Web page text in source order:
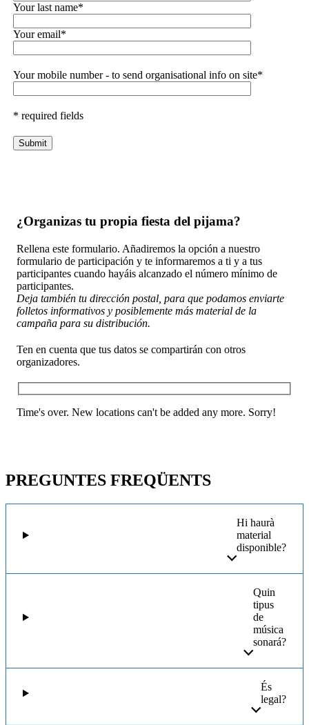
Your last name*
Your email*
Your mobile number - to send organisational info on site*
* required fields
¿Organizas tu propia fiesta del pijama?
Rellena este formulario. Añadiremos la opción a nuestro
formulario de participación y te informaremos a ti y a tus
participantes cuando hayáis alcanzado el número mínimo de
participantes.
Deja también tu dirección postal, para que podamos enviarte
folletos informativos y posiblemente más material de la
campaña para su distribución.
Ten en cuenta que tus datos se compartirán con otros
organizadores.
Time's over. New locations can't be added any more. Sorry!
PREGUNTES FREQÜENTS
Hi haurà
material
disponible?
Quin
tipus
de
música
sonará?
És
legal?